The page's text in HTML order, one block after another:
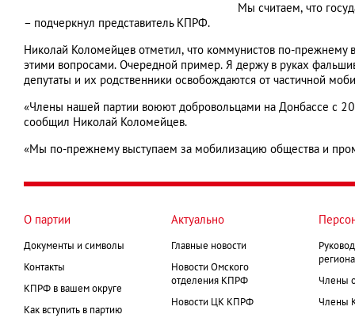
Мы считаем, что
– подчеркнул представитель КПРФ.
Николай Коломейцев отметил, что коммунистов по-прежнему
этими вопросами. Очередной пример. Я держу в руках
депутаты и их родственники освобождаются от частичной
«Члены нашей партии воюют добровольцами на Донбассе с
сообщил Николай Коломейцев.
«Мы по-прежнему выступаем за мобилизацию общества и
О партии
Документы и символы
Контакты
КПРФ в вашем округе
Как вступить в партию
Актуально
Главные новости
Новости Омского
отделения КПРФ
Новости ЦК КПРФ
Члены
Члены